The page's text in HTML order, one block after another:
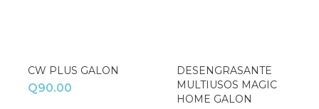
CW PLUS GALON
Q90.00
DESENGRASANTE
MULTIUSOS MAGIC
HOME GALON